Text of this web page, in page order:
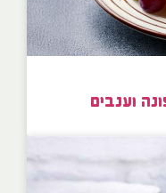
וענבים